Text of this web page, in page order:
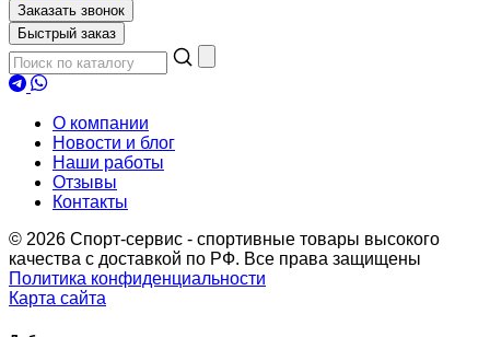
Заказать звонок
Быстрый заказ
О компании
Новости и блог
Наши работы
Отзывы
Контакты
© 2026 Спорт-сервис - спортивные товары высокого
качества с доставкой по РФ. Все права защищены
Политика конфиденциальности
Карта сайта